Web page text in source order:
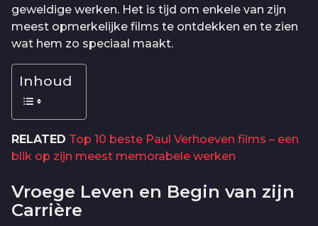
geweldige werken. Het is tijd om enkele van zijn
meest opmerkelijke films te ontdekken en te zien
wat hem zo speciaal maakt.
Inhoud
RELATED Top 10 beste Paul Verhoeven films – een
blik op zijn meest memorabele werken
Vroege Leven en Begin van zijn
Carrière